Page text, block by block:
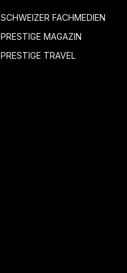
SCHWEIZER FACHMEDIEN
PRESTIGE MAGAZIN
PRESTIGE TRAVEL